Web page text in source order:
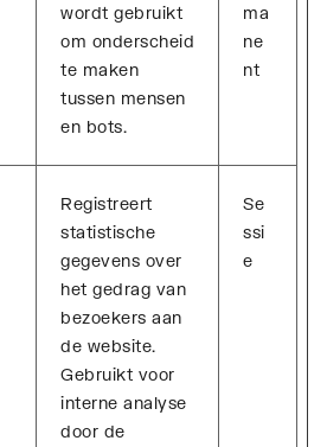
wordt gebruikt
om onderscheid
te maken
tussen mensen
en bots.
ma
ne
nt
Registreert
statistische
gegevens over
het gedrag van
bezoekers aan
de website.
Gebruikt voor
interne analyse
door de
Se
ssi
e